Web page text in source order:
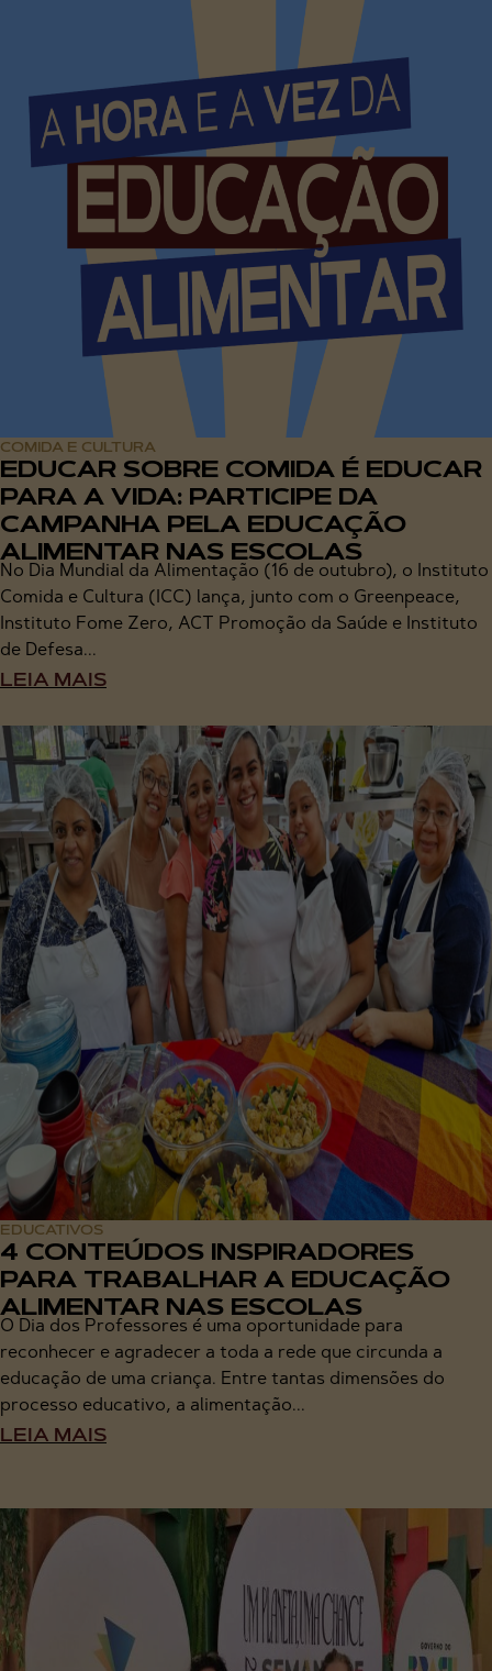
COMIDA E CULTURA
EDUCAR SOBRE COMIDA É EDUCAR
PARA A VIDA: PARTICIPE DA
CAMPANHA PELA EDUCAÇÃO
ALIMENTAR NAS ESCOLAS
No Dia Mundial da Alimentação (16 de outubro), o Instituto
Comida e Cultura (ICC) lança, junto com o Greenpeace,
Instituto Fome Zero, ACT Promoção da Saúde e Instituto
de Defesa...
LEIA MAIS
EDUCATIVOS
4 CONTEÚDOS INSPIRADORES
PARA TRABALHAR A EDUCAÇÃO
ALIMENTAR NAS ESCOLAS
O Dia dos Professores é uma oportunidade para
reconhecer e agradecer a toda a rede que circunda a
educação de uma criança. Entre tantas dimensões do
processo educativo, a alimentação...
LEIA MAIS